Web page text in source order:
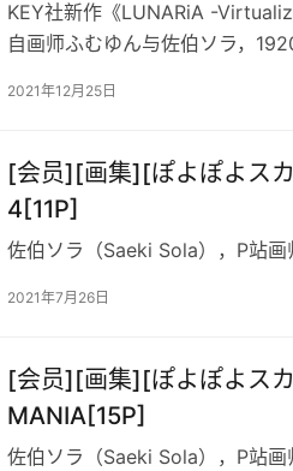
KEY社新作《LUNARiA -
自画师ふむゆん与佐伯ソラ，
2021年12月25日
[会员][画集][ぽよぽよス
4[11P]
佐伯ソラ（Saeki Sola），P站画
2021年7月26日
[会员][画集][ぽよぽよス
MANIA[15P]
佐伯ソラ（Saeki Sola），P站画